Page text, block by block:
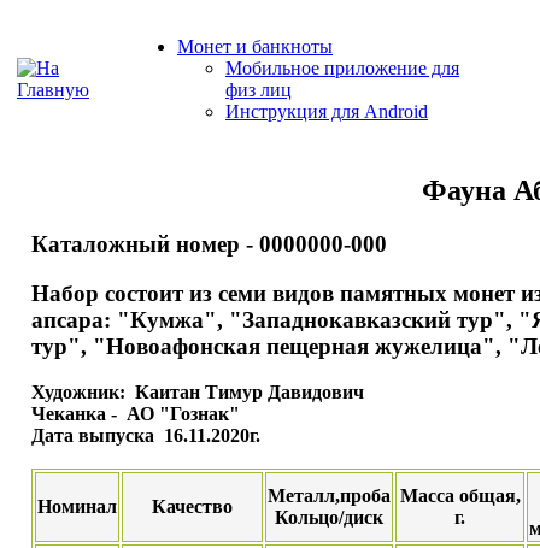
Монет и банкноты
Мобильное приложение для
физ лиц
Инструкция для Android
Фауна
Каталожный номер - 0000000-000
Набор состоит из семи видов памятных монет
апсара: "Кумжа", "Западнокавказский тур",
тур", "Новоафонская пещерная жужелица",
Художник: Каитан Тимур Давидович
Чеканка - АО "Гознак"
Дата выпуска 16.11.2020г.
Номинал Качество
Металл,проба
Кольцо/диск
Масса общая,
г.